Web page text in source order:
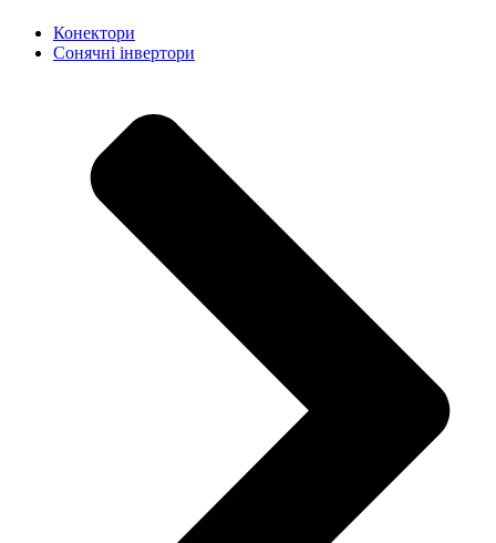
Конектори
Сонячні інвертори